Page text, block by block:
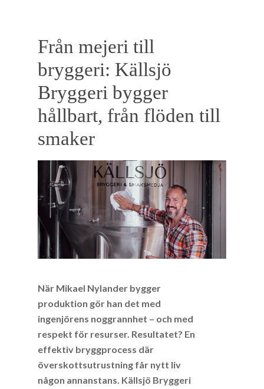
Från mejeri till
bryggeri: Källsjö
Bryggeri bygger
hållbart, från flöden till
smaker
När Mikael Nylander bygger
produktion gör han det med
ingenjörens noggrannhet – och med
respekt för resurser. Resultatet? En
effektiv bryggprocess där
överskottsutrustning får nytt liv
någon annanstans. Källsjö Bryggeri